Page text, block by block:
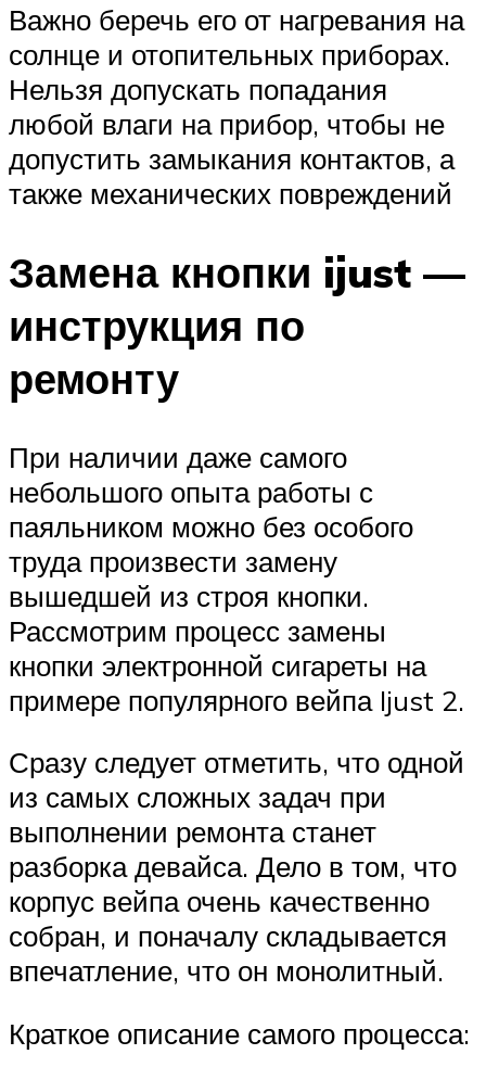
Важно беречь его от нагревания на
солнце и отопительных приборах.
Нельзя допускать попадания
любой влаги на прибор, чтобы не
допустить замыкания контактов, а
также механических повреждений
Замена кнопки ijust —
инструкция по
ремонту
При наличии даже самого
небольшого опыта работы с
паяльником можно без особого
труда произвести замену
вышедшей из строя кнопки.
Рассмотрим процесс замены
кнопки электронной сигареты на
примере популярного вейпа Ijust 2.
Сразу следует отметить, что одной
из самых сложных задач при
выполнении ремонта станет
разборка девайса. Дело в том, что
корпус вейпа очень качественно
собран, и поначалу складывается
впечатление, что он монолитный.
Краткое описание самого процесса: